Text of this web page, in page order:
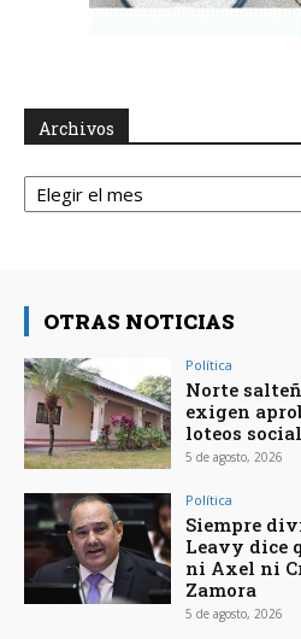
Archivos
Archivos
OTRAS NOTICIAS
Política
Norte
exigen
loteos
5 de agosto, 2026
Política
Siempre
Leavy dice
ni Axel ni
Zamora
5 de agosto, 2026